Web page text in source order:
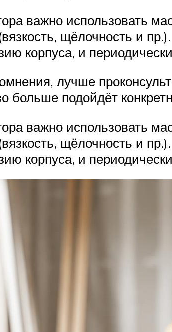
важно использовать
щёлочность и
корпуса, и
лучше
больше подойдёт
важно использовать
щёлочность и
корпуса, и